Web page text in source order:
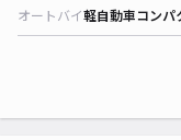
オートバイ軽自動車コンパ